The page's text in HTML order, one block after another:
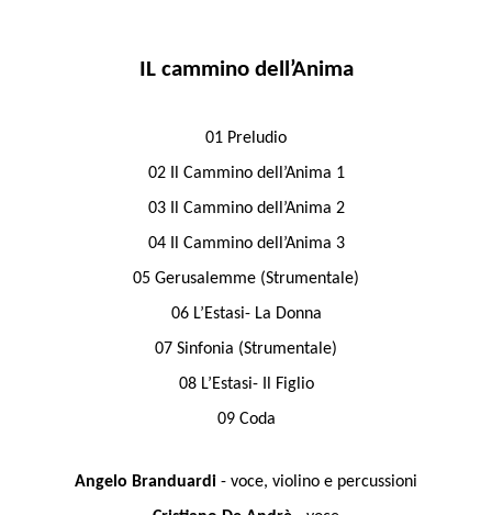
IL cammino dell’Anima
01 Preludio
02 Il Cammino dell’Anima 1
03 Il Cammino dell’Anima 2
04 Il Cammino dell’Anima 3
05 Gerusalemme (Strumentale)
06 L’Estasi- La Donna
07 Sinfonia (Strumentale)
08 L’Estasi- Il Figlio
09 Coda
Angelo Branduardi - voce, violino e percussioni